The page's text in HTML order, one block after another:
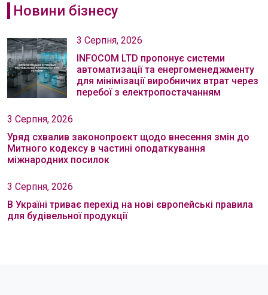
Новини бізнесу
3 Серпня, 2026
INFOCOM LTD пропонує системи
автоматизації та енергоменеджменту
для мінімізації виробничих втрат через
перебої з електропостачанням
3 Серпня, 2026
Уряд схвалив законопроєкт щодо внесення змін до
Митного кодексу в частині оподаткування
міжнародних посилок
3 Серпня, 2026
В Україні триває перехід на нові європейські правила
для будівельної продукції